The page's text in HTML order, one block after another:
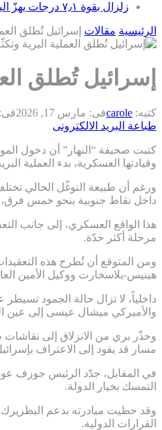
زلزال بقوة ٧٫١ درجات يهزّ اليابان.. إنذار تسونامي وانهيارات وإجلاء مئات الآلاف في كيوشو
الرئيسية مقالات إسرائيل تُطلق
إسرائيل تُطلق
كتبه: caroleفى: مارس 17, 2026 فى:
طباعة البريد الالكترونى
كتبت صحيفة “النهار” أن دخول
وقيادتها العسكرية، بدء العملية
ورغم أن طبيعة التوغّل الحالي
داخل نقاط جنوبية بنحو خمس
هذا الواقع العسكري، إلى جانب
مرحلة أكثر حدّة.
هينيس-بلاسخارت ووكيل الأمين
داخلياً، لا تزال حالة الجمود
والأميركي ميشال عيسى إلى عين
وحذّر بري من الانزلاق إلى نقاشات
مسار قد يقود إلى الاعتراف
في المقابل، جدّد الرئيس جوزف
التمسك بخيار الدولة.
وقد حظيت مبادرته بدعم
القرارات الدولية.